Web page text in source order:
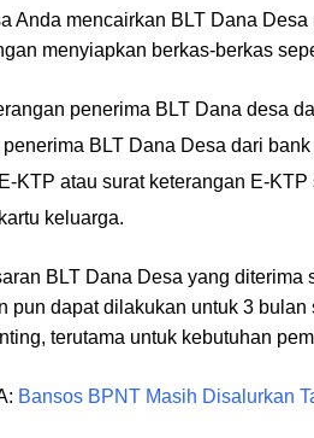
Anda mencairkan BLT Dana Desa
menyiapkan berkas-berkas
penerima BLT Dana desa
penerima BLT Dana Desa dari bank
KTP atau surat keterangan E-KTP
keluarga.
BLT Dana Desa yang
pun dapat dilakukan untuk 3
terutama untuk kebutuhan
Bansos BPNT Masih Disalurkan